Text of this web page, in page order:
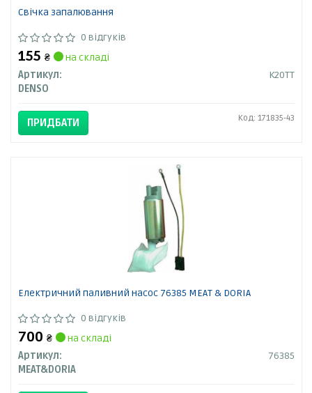
Свічка запалювання
0 відгуків
155 ₴
на складі
Артикул:
K20TT
DENSO
ПРИДБАТИ Код: 171835-43
Електричний паливний насос 76385 MEAT & DORIA
0 відгуків
700 ₴
на складі
Артикул:
76385
MEAT&DORIA